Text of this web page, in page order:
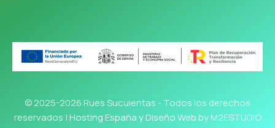
© 2025-2026 Rues Suculentas - Todos los derechos
reservados |Hosting España y Diseño Webby M2ESTUDIO